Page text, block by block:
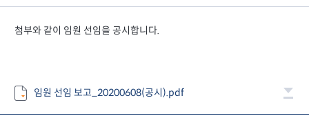
첨부와 같이 임원 선임을 공시합니다.
임원 선임 보고_20200608(공시).pdf